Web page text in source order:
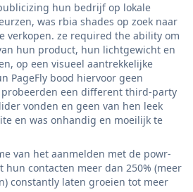
hun bedrijf op lokale
was rbia shades op zoek naar
verkopen. ze required the ability om
hun product, hun lichtgewicht en
op een visueel aantrekkelijke
PageFly bood hiervoor geen
een different third-party
vonden en geen van hen leek
en was onhandig en moeilijk te
van het aanmelden met de powr-
hun contacten meer dan 250% (meer
constantly laten groeien tot meer